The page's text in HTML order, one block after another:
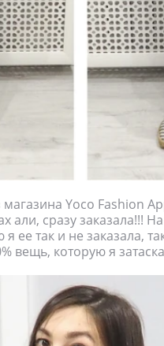
Yoco Fashion
али, сразу заказала!!!
так и не заказала,
вещь, которую я